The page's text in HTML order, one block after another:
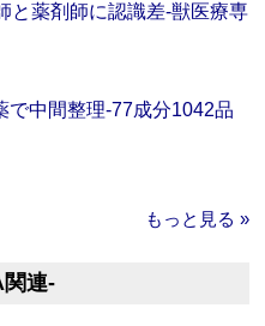
と薬剤師に認識差‐獣医療専
で中間整理‐77成分1042品
もっと見る »
連‐